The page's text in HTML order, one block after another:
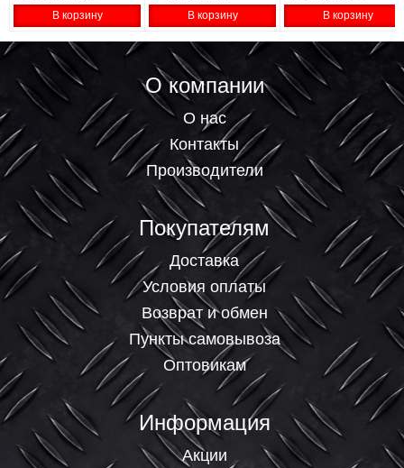
В корзину В корзину В корзину
О компании
О нас
Контакты
Производители
Покупателям
Доставка
Условия оплаты
Возврат и обмен
Пункты самовывоза
Оптовикам
Информация
Акции